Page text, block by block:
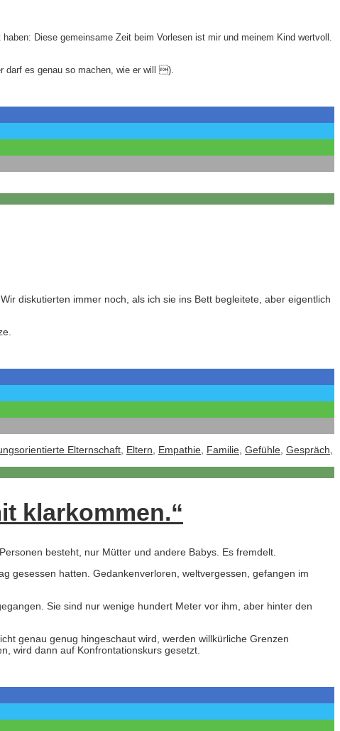
Diese gemeinsame Zeit beim Vorlesen ist mir und meinem Kind wertvoll.
darf es genau so machen, wie er will ).
diskutierten immer noch, als ich sie ins Bett begleitete, aber eigentlich
Elternschaft, Eltern, Empathie, Familie, Gefühle, Gespräch,
klarkommen.“
besteht, nur Mütter und andere Babys. Es fremdelt.
gesessen hatten. Gedankenverloren, weltvergessen, gefangen im
Sie sind nur wenige hundert Meter vor ihm, aber hinter den
genau genug hingeschaut wird, werden willkürliche Grenzen
wird dann auf Konfrontationskurs gesetzt.